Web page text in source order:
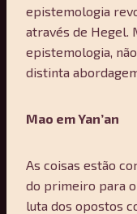
epistemologia
através de Hegel.
epistemologia,
distinta
Mao em Yan’an
As coisas estão
do primeiro para
luta dos opostos